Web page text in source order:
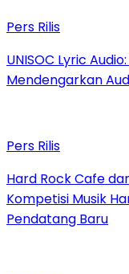
Pers Rilis
UNISOC Lyric
Mendengarkan
Pers Rilis
Hard Rock Cafe
Kompetisi Musik
Pendatang Baru